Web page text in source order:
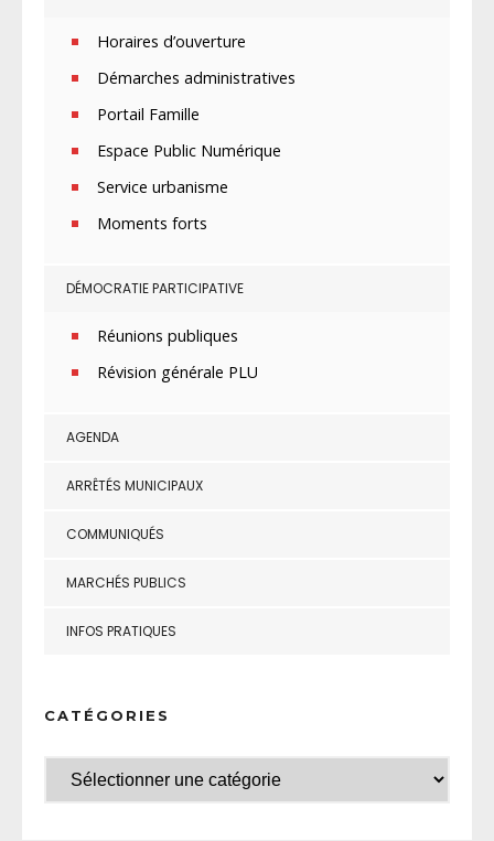
Horaires d’ouverture
Démarches administratives
Portail Famille
Espace Public Numérique
Service urbanisme
Moments forts
DÉMOCRATIE PARTICIPATIVE
Réunions publiques
Révision générale PLU
AGENDA
ARRÊTÉS MUNICIPAUX
COMMUNIQUÉS
MARCHÉS PUBLICS
INFOS PRATIQUES
CATÉGORIES